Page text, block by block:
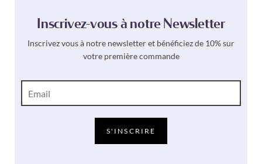
Inscrivez-vous à notre Newsletter
Inscrivez vous à notre newsletter et bénéficiez de 10% sur
votre première commande
m
S'INSCRIRE